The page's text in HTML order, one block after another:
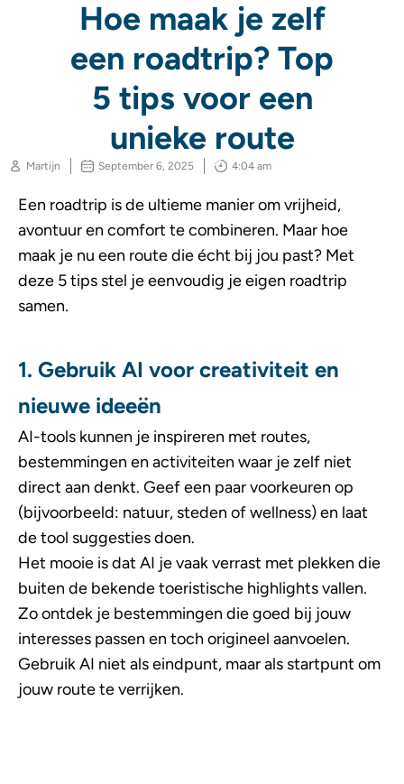
Hoe maak je zelf
een roadtrip? Top
5 tips voor een
unieke route
Martijn September 6, 2025 4:04 am
Een roadtrip is de ultieme manier om vrijheid,
avontuur en comfort te combineren. Maar hoe
maak je nu een route die écht bij jou past? Met
deze 5 tips stel je eenvoudig je eigen roadtrip
samen.
1. Gebruik AI voor creativiteit en
nieuwe ideeën
AI-tools kunnen je inspireren met routes,
bestemmingen en activiteiten waar je zelf niet
direct aan denkt. Geef een paar voorkeuren op
(bijvoorbeeld: natuur, steden of wellness) en laat
de tool suggesties doen.
Het mooie is dat AI je vaak verrast met plekken die
buiten de bekende toeristische highlights vallen.
Zo ontdek je bestemmingen die goed bij jouw
interesses passen en toch origineel aanvoelen.
Gebruik AI niet als eindpunt, maar als startpunt om
jouw route te verrijken.